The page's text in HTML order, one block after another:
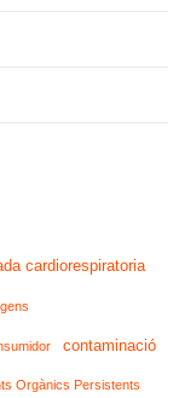
cardiorespiratoria
contaminació
Orgànics Persistents